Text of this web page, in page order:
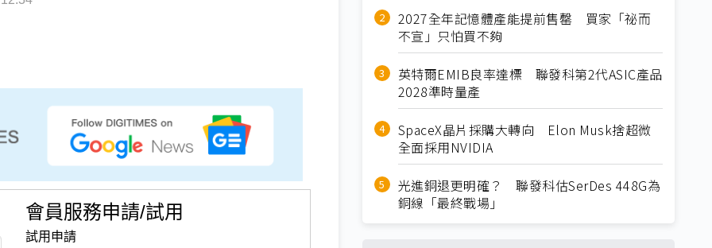
會員服務申請/試用
試用申請
2027全年記憶體產能提前售罄 買家「祕而
不宣」只怕買不夠
英特爾EMIB良率達標 聯發科第2代ASIC產品
2028準時量產
SpaceX晶片採購大轉向 Elon Musk捨超微
全面採用NVIDIA
光進銅退更明確？ 聯發科估SerDes 448G為
銅線「最終戰場」